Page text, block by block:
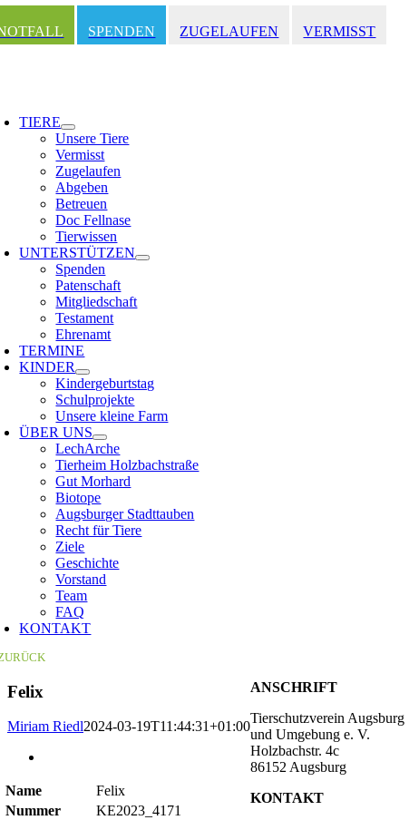
Inhalt
springen
SPENDEN ZUGELAUFEN VERMISST
TIERE
Unsere Tiere
Vermisst
Zugelaufen
Abgeben
Betreuen
Doc Fellnase
Tierwissen
UNTERSTÜTZEN
Spenden
Patenschaft
Mitgliedschaft
Testament
Ehrenamt
TERMINE
KINDER
Kindergeburtstag
Schulprojekte
Unsere kleine Farm
ÜBER UNS
LechArche
Tierheim Holzbachstraße
Gut Morhard
Biotope
Augsburger Stadttauben
Recht für Tiere
Ziele
Geschichte
Vorstand
Team
FAQ
KONTAKT
Felix
Miriam Riedl2024-03-19T11:44:31+01:00
Name
Felix
Nummer
KE2023_4171
ANSCHRIFT
Tierschutzverein Augsburg
und Umgebung e. V.
Holzbachstr. 4c
86152 Augsburg
KONTAKT